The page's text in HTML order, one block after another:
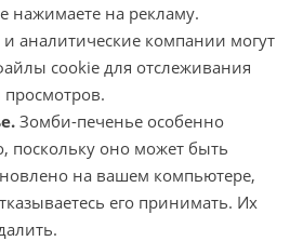
нажимаете на рекламу.
аналитические компании могут
cookie для отслеживания
Зомби-печенье особенно
поскольку оно может быть
на вашем компьютере,
его принимать. Их